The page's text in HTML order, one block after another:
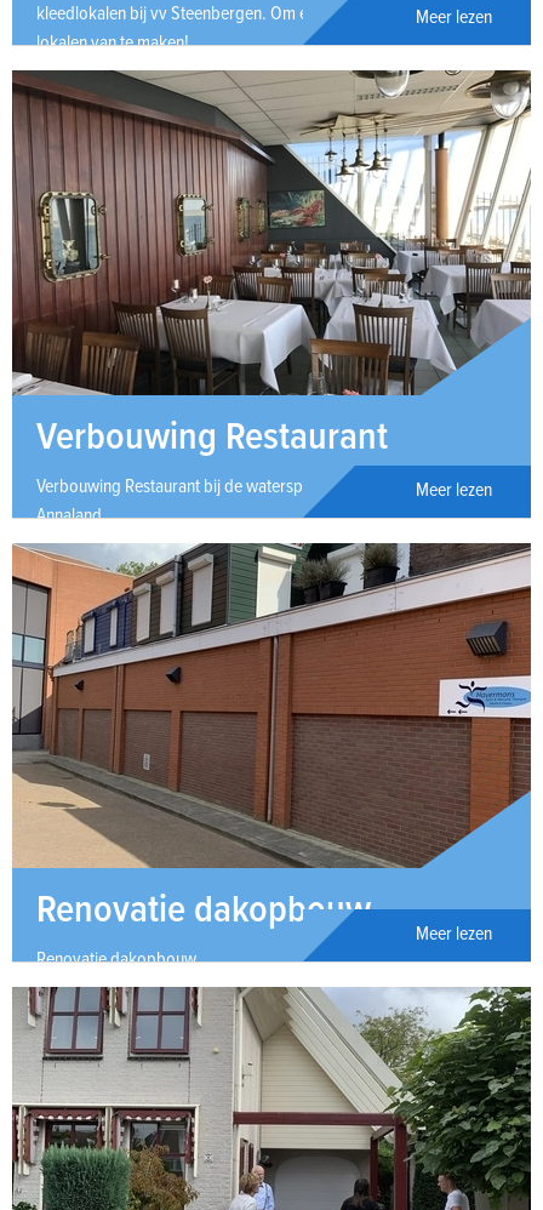
kleedlokalen bij vv Steenbergen. Om er nieuwe mooie kleed
lokalen van te maken!
Meer lezen
Verbouwing Restaurant
Verbouwing Restaurant bij de watersportvereniging in St.
Annaland
Meer lezen
Renovatie dakopbouw
Renovatie dakopbouw
Meer lezen